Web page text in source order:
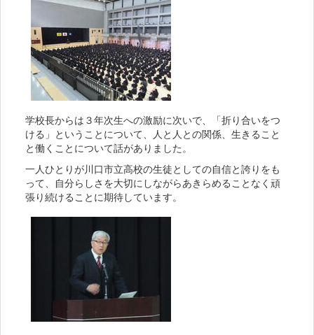
学校長からは３年次生への激励に次いで、「折り合いをつ
ける」ということについて、人と人との関係、生きること
と働くことについて話がありました。
一人ひとりが川口市立高校の生徒としての自信と誇りをも
って、自分らしさを大切にしながらあきらめることなく頑
張り続けることに期待しています。